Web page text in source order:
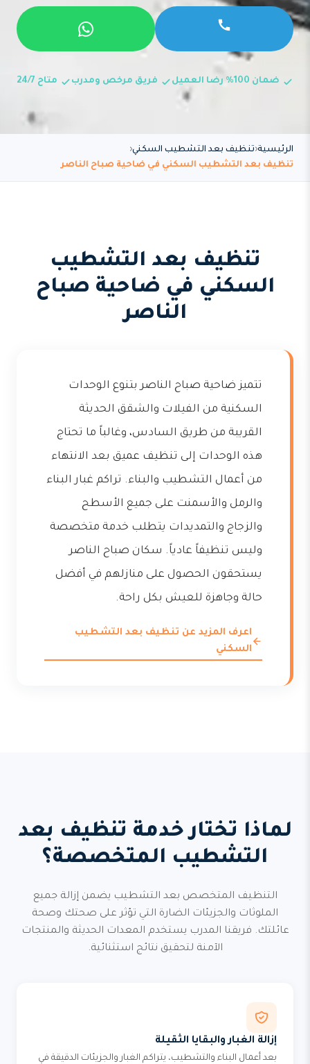
ضمان 100% رضا العميل فريق مرخص ومدرب متاح 24/7
الرئيسية تنظيف بعد التشطيب السكني
تنظيف بعد التشطيب السكني في ضاحية صباح الناصر
تنظيف بعد التشطيب
السكني في ضاحية صباح
الناصر
تتميز ضاحية صباح الناصر بتنوع الوحدات
السكنية من الفيلات والشقق الحديثة
القريبة من طريق السادس، وغالباً ما تحتاج
هذه الوحدات إلى تنظيف عميق بعد الانتهاء
من أعمال التشطيب والبناء. تراكم غبار البناء
والرمل والأسمنت على جميع الأسطح
والزجاج والتمديدات يتطلب خدمة متخصصة
وليس تنظيفاً عادياً. سكان صباح الناصر
يستحقون الحصول على منازلهم في أفضل
حالة وجاهزة للعيش بكل راحة.
اعرف المزيد عن تنظيف بعد التشطيب
السكني
لماذا تختار خدمة تنظيف بعد
التشطيب المتخصصة؟
التنظيف المتخصص بعد التشطيب يضمن إزالة جميع
الملوثات والجزيئات الضارة التي تؤثر على صحتك وصحة
عائلتك. فريقنا المدرب يستخدم المعدات الحديثة والمنتجات
الآمنة لتحقيق نتائج استثنائية.
إزالة الغبار والبقايا الثقيلة
بعد أعمال البناء والتشطيب، يتراكم الغبار والجزيئات الدقيقة في